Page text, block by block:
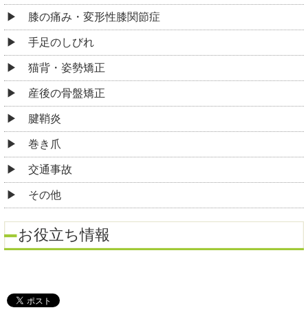
膝の痛み・変形性膝関節症
手足のしびれ
猫背・姿勢矯正
産後の骨盤矯正
腱鞘炎
巻き爪
交通事故
その他
お役立ち情報